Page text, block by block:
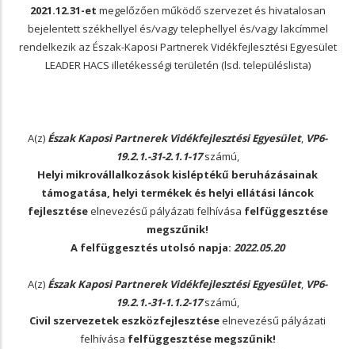
2021.12.31-et megelőzően működő szervezet és hivatalosan
bejelentett székhellyel és/vagy telephellyel és/vagy lakcímmel
rendelkezik az Észak-Kaposi Partnerek Vidékfejlesztési Egyesület
LEADER HACS illetékességi területén (lsd. településlista)
A(z) Észak Kaposi Partnerek Vidékfejlesztési Egyesület, VP6-
19.2.1.-31-2.1.1-17számú,
Helyi mikrovállalkozások kisléptékű beruházásainak
támogatása, helyi termékek és helyi ellátási láncok
fejlesztéseelnevezésű pályázati felhívása felfüggesztése
megszűnik!
A felfüggesztés utolsó napja: 2022.05.20
A(z) Észak Kaposi Partnerek Vidékfejlesztési Egyesület, VP6-
19.2.1.-31-1.1.2-17számú,
Civil szervezetek eszközfejlesztéseelnevezésű pályázati
felhívása felfüggesztése megszűnik!